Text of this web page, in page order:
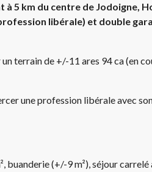
5 km du centre de Jodoigne,
libérale) et double
terrain de +/-11 ares 94 ca (en
une profession libérale avec
buanderie (+/-9 m²), séjour